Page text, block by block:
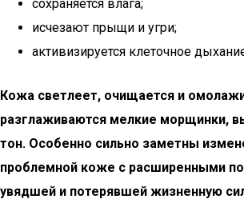
сохраняется влага;
исчезают прыщи и угри;
активизируется клеточное
Кожа светлеет, очищается и
разглаживаются мелкие морщинки,
тон. Особенно сильно заметны
проблемной коже с расширенными
увядшей и потерявшей жизненную